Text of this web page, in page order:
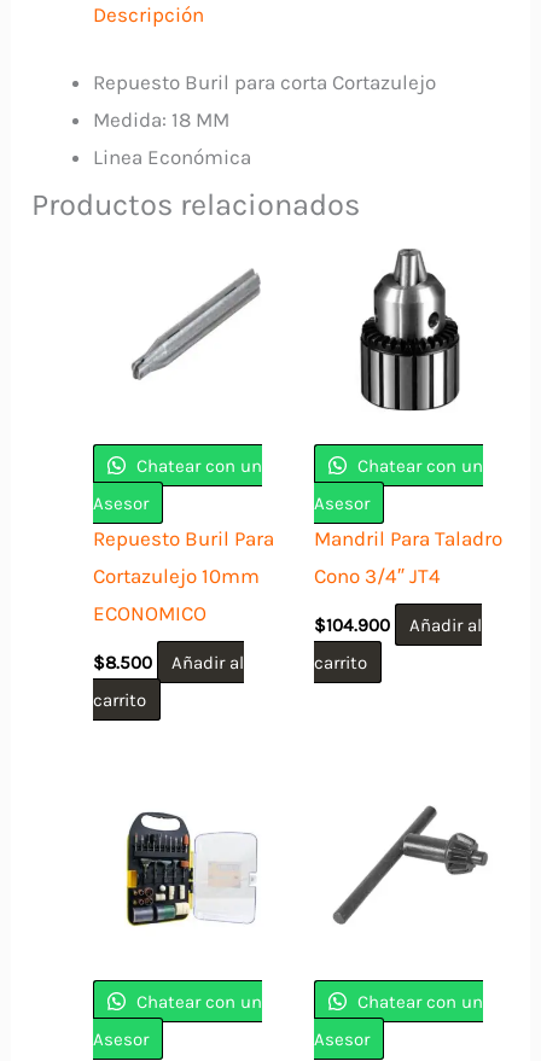
ECONOMICADescripción
Repuesto Buril para corta Cortazulejo
Medida: 18 MM
Linea Económica
Productos relacionados
Chatear con un
Asesor
Repuesto Buril Para
Cortazulejo 10mm
ECONOMICO
$8.500
Añadir al
carrito
Chatear con un
Asesor
Mandril Para Taladro
Cono 3/4″ JT4
$104.900
Añadir al
carrito
Chatear con un
Asesor
Chatear con un
Asesor